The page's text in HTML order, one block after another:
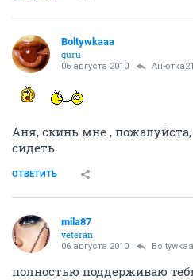
Boltywkaaa
guru
06 августа 2010
Аня, скинь мне ,
сидеть.
ОТВЕТИТЬ
mila87
veteran
06 августа 2010
полностью поддерживаю